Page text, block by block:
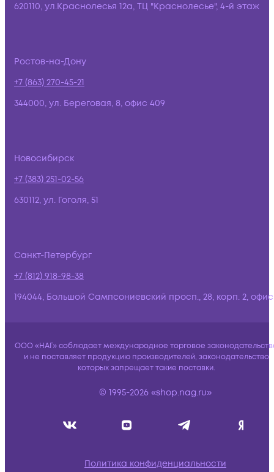
620110, ул.Краснолесья 12а, ТЦ "Краснолесье", 4-й этаж
Ростов-на-Дону
+7 (863) 270-45-21
344000, ул. Береговая, 8, офис 409
Новосибирск
+7 (383) 251-02-56
630112, ул. Гоголя, 51
Санкт-Петербург
+7 (812) 918-98-38
194044, Большой Сампсониевский просп., 28, корп. 2,
ООО «НАГ» соблюдает международное торговое
и не поставляет продукцию производителей, законодательство
которых запрещает такие поставки.
© 1995-2026 «shop.nag.ru»
Политика конфиденциальности